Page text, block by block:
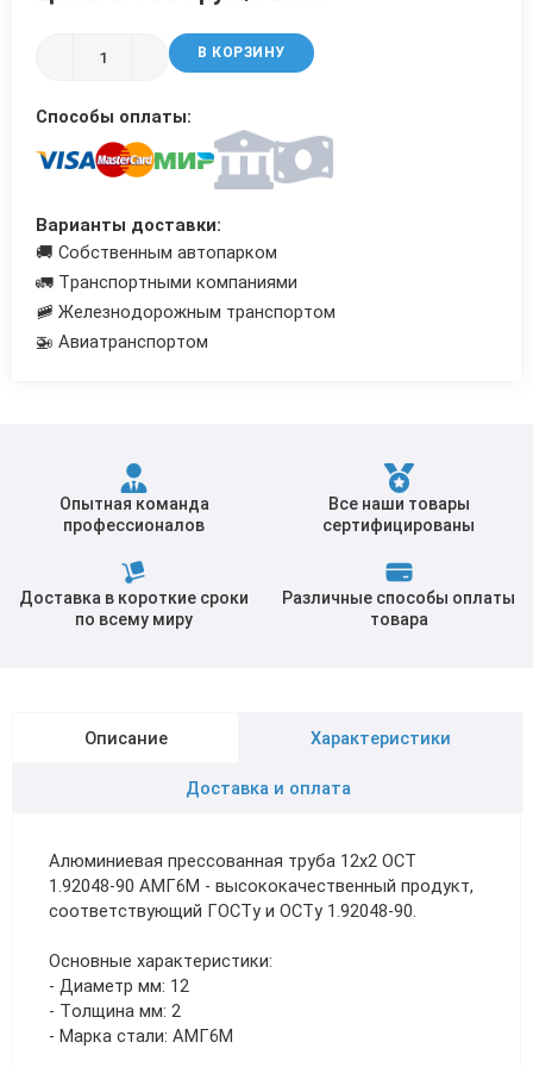
В КОРЗИНУ
Способы оплаты:
Варианты доставки:
🚚 Собственным автопарком
🚛 Транспортными компаниями
🚞 Железнодорожным транспортом
🚁 Авиатранспортом
Опытная команда
профессионалов
Все наши товары
сертифицированы
Доставка в короткие сроки
по всему миру
Различные способы оплаты
товара
Описание Характеристики
Доставка и оплата
Алюминиевая прессованная труба 12х2 ОСТ
1.92048-90 АМГ6М - высококачественный продукт,
соответствующий ГОСТу и ОСТу 1.92048-90.
Основные характеристики:
- Диаметр мм: 12
- Толщина мм: 2
- Марка стали: АМГ6М
Трубы в ВУС изоляции